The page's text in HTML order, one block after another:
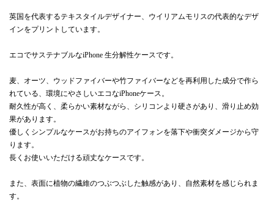
英国を代表するテキスタイルデザイナー、ウイリアムモリスの代表的なデザ
インをプリントしています。
エコでサステナブルなiPhone 生分解性ケースです。
麦、オーツ、ウッドファイバーや竹ファイバーなどを再利用した成分で作ら
れている、環境にやさしいエコなiPhoneケース。
耐久性が高く、柔らかい素材ながら、シリコンより硬さがあり、滑り止め効
果があります。
優しくシンプルなケースがお持ちのアイフォンを落下や衝突ダメージから守
ります。
長くお使いいただける頑丈なケースです。
また、表面に植物の繊維のつぶつぶした触感があり、自然素材を感じられま
す。